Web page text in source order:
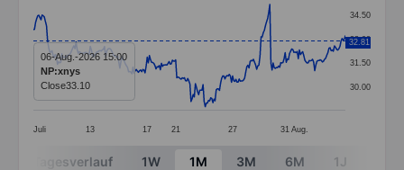
Line chart with 286 data points.
The chart has 1 X axis displaying categories.
The chart has 1 Y axis displaying values. Data
Juli 13 17 21 27 31 Aug.
30.00
31.50
33.00
34.50
32.81
06-Aug.-2026 15:00
NP:xnys
Close33.10
End of interactive chart.
Tagesverlauf 1W 1M 3M 6M 1J